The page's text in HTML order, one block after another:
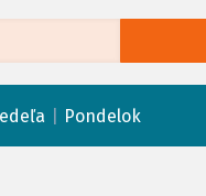
Pondelok